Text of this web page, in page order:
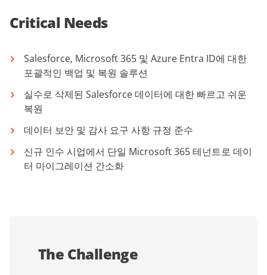
Critical Needs
Salesforce, Microsoft 365 및 Azure Entra ID에 대한
포괄적인 백업 및 복원 솔루션
실수로 삭제된 Salesforce 데이터에 대한 빠르고 쉬운
복원
데이터 보안 및 감사 요구 사항 규정 준수
신규 인수 시업에서 단일 Microsoft 365 테넌트로 데이
터 마이그레이션 간소화
The Challenge